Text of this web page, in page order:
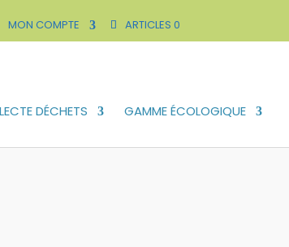
MON COMPTE ARTICLES 0
DÉCHETS GAMME ÉCOLOGIQUE